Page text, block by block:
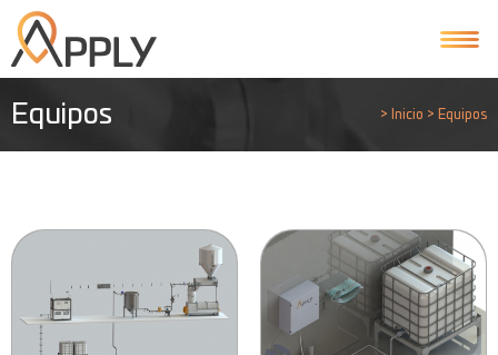
Equipos > Inicio > Equipos